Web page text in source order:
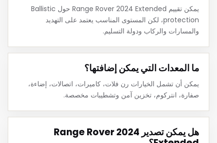
يمكن تقييم Range Rover 2024 Extended حول Ballistic
protection، لكن المستوى المناسب يعتمد على التهديد
والمسارات والركاب ودولة التسليم.
ما المعدات التي يمكن إضافتها؟
يمكن أن تشمل الخيارات رن فلات، كاميرات، اتصالات، إضاءة،
صفارة، انتركوم، تخزين آمن وتشطيبات مخصصة.
هل يمكن تصدير Range Rover 2024